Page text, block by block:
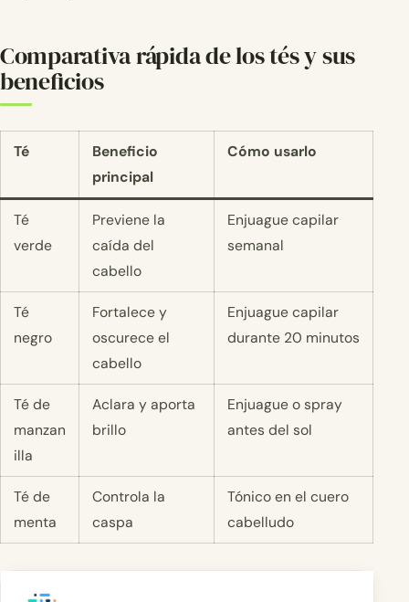
Comparativa rápida de los tés y sus
beneficios
Té
Beneficio
principal
Cómo usarlo
Té
verde
Previene la
caída del
cabello
Enjuague capilar
semanal
Té
negro
Fortalece y
oscurece el
cabello
Enjuague capilar
durante 20 minutos
Té de
manzan
illa
Aclara y aporta
brillo
Enjuague o spray
antes del sol
Té de
menta
Controla la
caspa
Tónico en el cuero
cabelludo